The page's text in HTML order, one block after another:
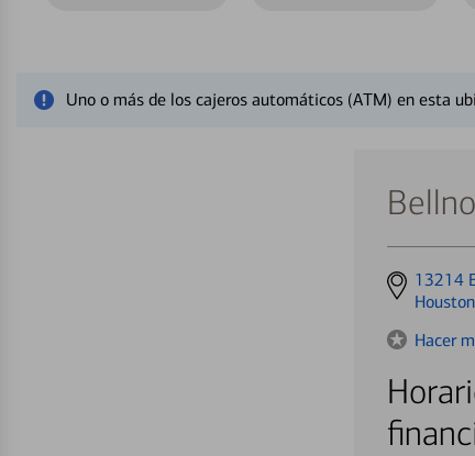
Uno o más de los cajeros automáticos (ATM) en esta
Get
13214
Hacer